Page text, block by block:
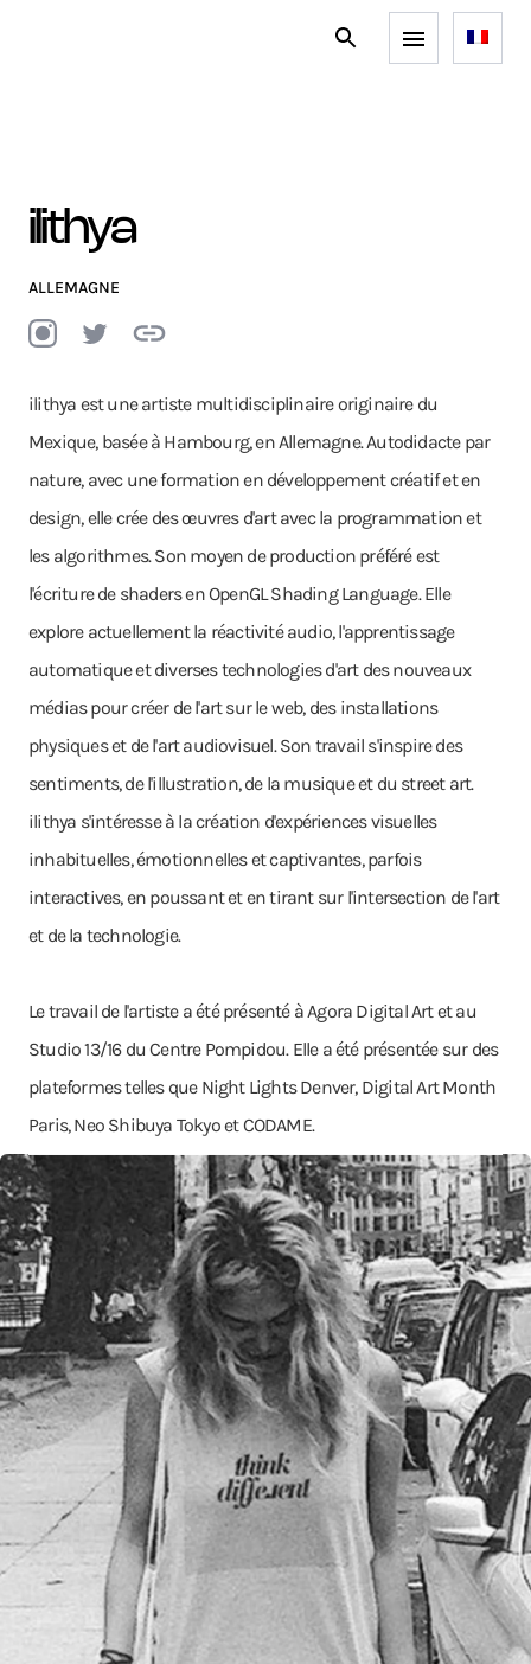
ilithya
ALLEMAGNE
ilithya est une artiste multidisciplinaire originaire du
Mexique, basée à Hambourg, en Allemagne. Autodidacte par
nature, avec une formation en développement créatif et en
design, elle crée des œuvres d'art avec la programmation et
les algorithmes. Son moyen de production préféré est
l'écriture de shaders en OpenGL Shading Language. Elle
explore actuellement la réactivité audio, l'apprentissage
automatique et diverses technologies d'art des nouveaux
médias pour créer de l'art sur le web, des installations
physiques et de l'art audiovisuel. Son travail s'inspire des
sentiments, de l'illustration, de la musique et du street art.
ilithya s'intéresse à la création d'expériences visuelles
inhabituelles, émotionnelles et captivantes, parfois
interactives, en poussant et en tirant sur l'intersection de l'art
et de la technologie.
Le travail de l'artiste a été présenté à Agora Digital Art et au
Studio 13/16 du Centre Pompidou. Elle a été présentée sur des
plateformes telles que Night Lights Denver, Digital Art Month
Paris, Neo Shibuya Tokyo et CODAME.